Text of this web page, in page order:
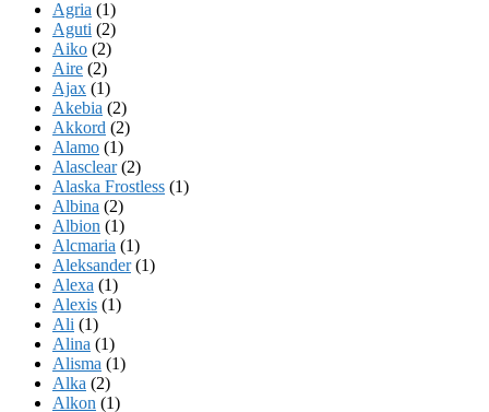
Agria (1)
Aguti (2)
Aiko (2)
Aire (2)
Ajax (1)
Akebia (2)
Akkord (2)
Alamo (1)
Alasclear(2)
Alaska Frostless (1)
Albina (2)
Albion (1)
Alcmaria (1)
Aleksander(1)
Alexa (1)
Alexis (1)
Ali (1)
Alina (1)
Alisma (1)
Alka (2)
Alkon (1)